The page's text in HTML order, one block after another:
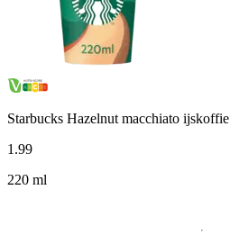
Starbucks Hazelnut macchiato ijskoffie
1 .99
220 ml